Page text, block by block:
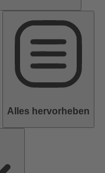
Alles hervorheben